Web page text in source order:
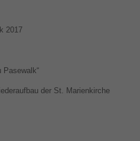
2017
Pasewalk“
der St. Marienkirche